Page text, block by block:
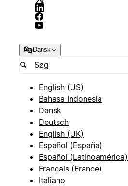
Dansk
English (US)
Bahasa Indonesia
Dansk
Deutsch
English (UK)
Español (España)
Español (Latinoamérica)
Français (France)
Italiano